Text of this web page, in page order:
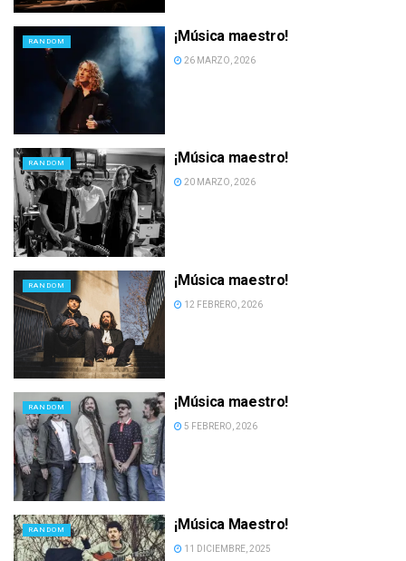
RANDOM ¡Música maestro!
26 MARZO, 2026
RANDOM ¡Música maestro!
20 MARZO, 2026
RANDOM ¡Música maestro!
12 FEBRERO, 2026
RANDOM ¡Música maestro!
5 FEBRERO, 2026
RANDOM ¡Música Maestro!
11 DICIEMBRE, 2025